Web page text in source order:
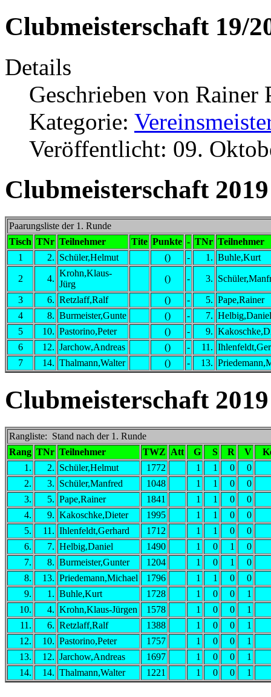
Clubmeisterschaft 19/
Details
Geschrieben von Rainer
Kategorie:
Veröffentlicht: 09.
Clubmeisterschaft 2019
Paarungsliste der 1. Runde
Tisch TNr Teilnehmer Tite Punkte - TNr Teilnehmer
1
2. Schüler,Helmut () - 1. Buhle,Kurt
2 4.
Krohn,Klaus-
Jürg
() - 3.
3 6. Retzlaff,Ralf () - 5. Pape,Rainer
4
8. Burmeister,Gunte () - 7. Helbig,Daniel
5
10. Pastorino,Peter () - 9.
6
12. Jarchow,Andreas () - 11.
7
14. Thalmann,Walter () - 13.
Clubmeisterschaft 2019
Rangliste: Stand nach der 1. Runde
Rang TNr Teilnehmer TWZ Att G S R V
1.
2. Schüler,Helmut 1772 1 1 0
0
2.
3. Schüler,Manfred 1048 1 1 0
0
3.
5. Pape,Rainer 1841 1 1 0
0
4.
9. Kakoschke,Dieter 1995 1 1 0
0
5.
11. Ihlenfeldt,Gerhard 1712 1 1 0
0
6.
7. Helbig,Daniel 1490 1 0 1
0
7.
8. Burmeister,Gunter 1204 1 0 1
0
8.
13. Priedemann,Michael 1796 1 1 0
0
9.
1. Buhle,Kurt 1728 1 0 0
1
10.
4. Krohn,Klaus-Jürgen 1578 1 0 0
1
11.
6. Retzlaff,Ralf 1388 1 0 0
1
12.
10. Pastorino,Peter 1757 1 0 0
1
13.
12. Jarchow,Andreas 1697 1 0 0
1
14.
14. Thalmann,Walter 1221 1 0 0 1